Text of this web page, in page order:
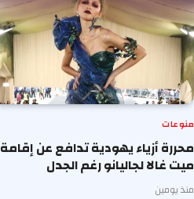
منوعات
محررة أزياء يهودية تدافع عن إقامة
ميت غالا لجاليانو رغم الجدل
منذ يومين